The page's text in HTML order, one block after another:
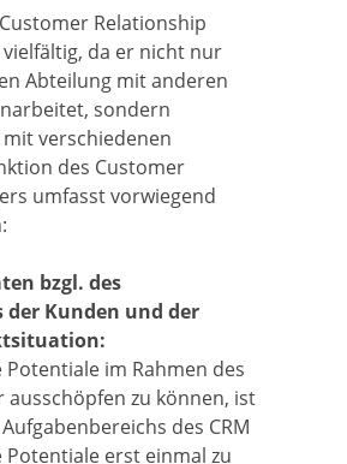
Relationship
da er nicht nur
Abteilung mit anderen
sondern
verschiedenen
des Customer
umfasst vorwiegend
bzgl. des
Kunden und der
im Rahmen des
ausschöpfen zu können, ist
des CRM
Potentiale erst einmal zu